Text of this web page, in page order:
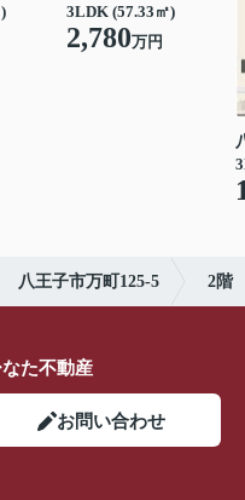
3LDK (57.33㎡)
2,780万円
八王子市万町125-5 2階
た不動産
お問い合わせ